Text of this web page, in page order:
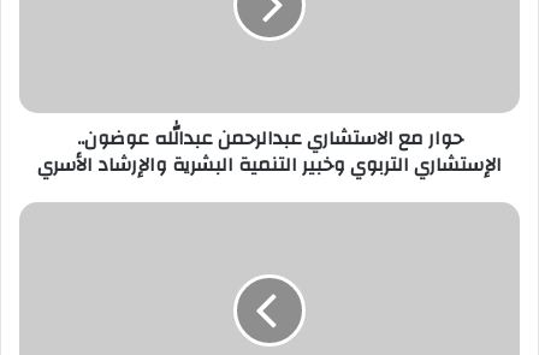
ر
حوار مع الاستشاري عبدالرحمن عبدالله عوضون..
الإستشاري التربوي وخبير التنمية البشرية والإرشاد الأسري